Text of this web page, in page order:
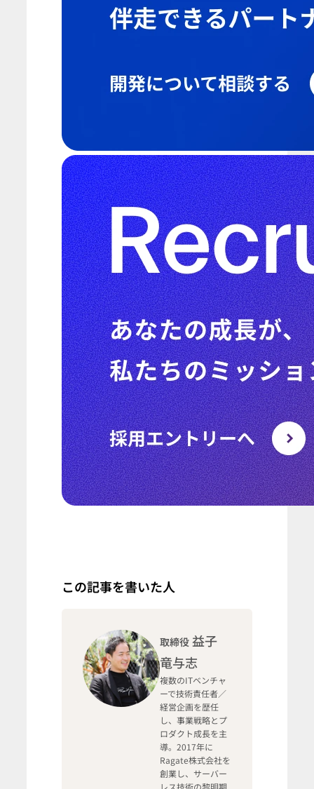
この記事を書いた人
取締役 益子
竜与志
複数のITベンチャ
ーで技術責任者／
経営企画を歴任
し、事業戦略とプ
ロダクト成長を主
導。2017年に
Ragate株式会社を
創業し、サーバー
レス技術の黎明期